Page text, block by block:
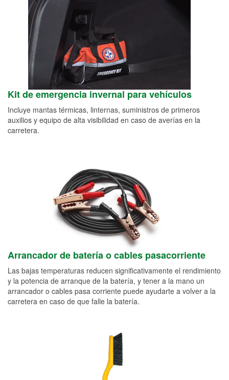
Kit de emergencia invernal para vehículos
Incluye mantas térmicas, linternas, suministros de primeros
auxilios y equipo de alta visibilidad en caso de averías en la
carretera.
Arrancador de batería o cables pasacorriente
Las bajas temperaturas reducen significativamente el rendimiento
y la potencia de arranque de la batería, y tener a la mano un
arrancador o cables pasa corriente puede ayudarte a volver a la
carretera en caso de que falle la batería.